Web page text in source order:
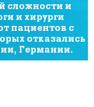
сложности и
и хирурги
пациентов с
отказались
Германии.